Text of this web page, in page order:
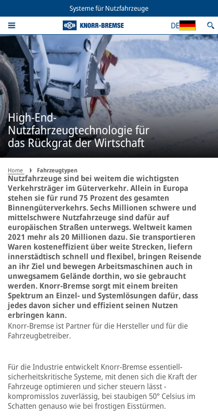
Systeme für Nutzfahrzeuge
DE
High-End-
Nutzfahrzeugtechnologie für
das Rückgrat der Wirtschaft
Home Fahrzeugtypen
Nutzfahrzeuge sind bei weitem die wichtigsten
Verkehrsträger im Güterverkehr. Allein in Europa
stehen sie für rund 75 Prozent des gesamten
Binnengüterverkehrs. Sechs Millionen schwere und
mittelschwere Nutzfahrzeuge sind dafür auf
europäischen Straßen unterwegs. Weltweit kamen
2021 mehr als 20 Millionen dazu. Sie transportieren
Waren kosteneffizient über weite Strecken, liefern
innerstädtisch schnell und flexibel, bringen Reisende
an ihr Ziel und bewegen Arbeitsmaschinen auch in
unwegsamem Gelände dorthin, wo sie gebraucht
werden. Knorr-Bremse sorgt mit einem breiten
Spektrum an Einzel- und Systemlösungen dafür, dass
jedes davon sicher und effizient seinen Nutzen
erbringen kann.
Knorr-Bremse ist Partner für die Hersteller und für die
Fahrzeugbetreiber.
Für die Industrie entwickelt Knorr-Bremse essentiell-
sicherheitskritische Systeme, mit denen sich die Kraft der
Fahrzeuge optimieren und sicher steuern lässt -
kompromisslos zuverlässig, bei staubigen 50° Celsius im
Schatten genauso wie bei frostigen Eisstürmen.